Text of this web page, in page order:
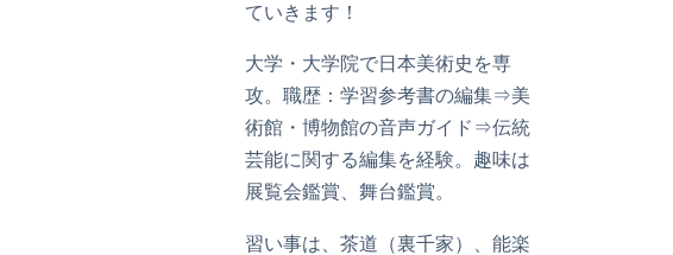
ていきます！
大学・大学院で日本美術史を専
攻。職歴：学習参考書の編集⇒美
術館・博物館の音声ガイド⇒伝統
芸能に関する編集を経験。趣味は
展覧会鑑賞、舞台鑑賞。
習い事は、茶道（裏千家）、能楽